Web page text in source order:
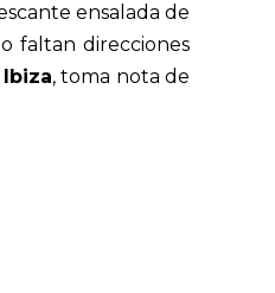
ensalada de
faltan direcciones
, toma nota de